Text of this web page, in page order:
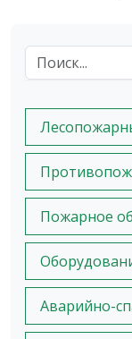
Пожарное
Аварийно-